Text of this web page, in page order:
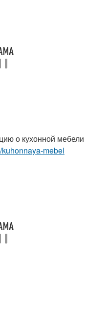
о кухонной мебели
mebel